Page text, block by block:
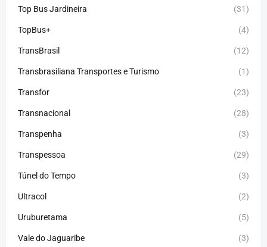
Top Bus Jardineira (31)
TopBus+ (4)
TransBrasil (12)
Transbrasiliana Transportes e Turismo (1)
Transfor (23)
Transnacional (28)
Transpenha (3)
Transpessoa (29)
Túnel do Tempo (3)
Ultracol (2)
Uruburetama (5)
Vale do Jaguaribe (3)